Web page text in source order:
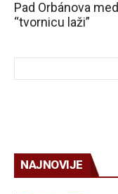
Pad Orbánova
“tvornicu laži”
NAJNOVIJE